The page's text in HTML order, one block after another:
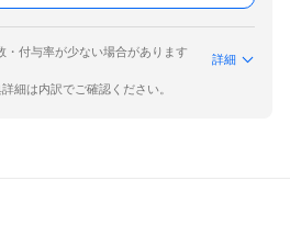
・付与率が少ない場合があります
詳細
細は内訳でご確認ください。